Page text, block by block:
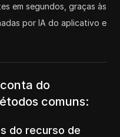
em segundos, graças às
por IA do aplicativo e
do
comuns:
do recurso de